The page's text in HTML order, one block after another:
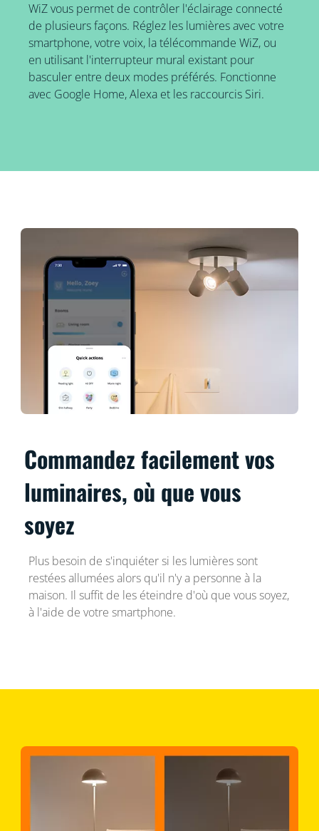
WiZ vous permet de contrôler l'éclairage connecté
de plusieurs façons. Réglez les lumières avec votre
smartphone, votre voix, la télécommande WiZ, ou
en utilisant l'interrupteur mural existant pour
basculer entre deux modes préférés. Fonctionne
avec Google Home, Alexa et les raccourcis Siri.
Commandez facilement vos
luminaires, où que vous
soyez
Plus besoin de s'inquiéter si les lumières sont
restées allumées alors qu'il n'y a personne à la
maison. Il suffit de les éteindre d'où que vous soyez,
à l'aide de votre smartphone.